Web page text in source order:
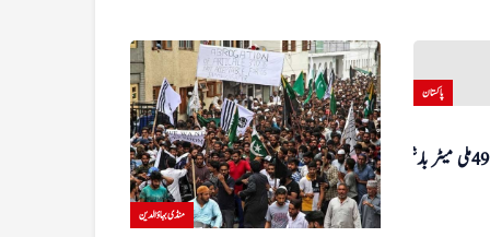
منڈی بہاؤالدین
پاکستان
گزشتہ روز منڈی بہاءالدین میں 49 ملی میٹر بارش